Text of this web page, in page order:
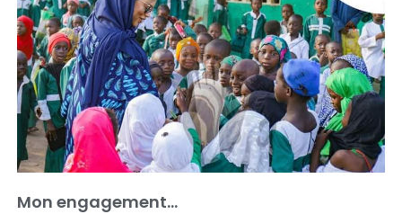
Mon engagement…